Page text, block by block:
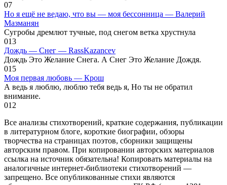
07
Но я ещё не ведаю, что вы — моя бессонница — Валерий
Мазманян
Сугробы дремлют тучные, под снегом ветка хрустнула
013
Дождь — Снег — RassKazancev
Дождь Это Желание Снега. А Снег Это Желание Дождя.
015
Моя первая любовь — Крош
А ведь я люблю, люблю тебя ведь я, Но ты не обратил
внимание.
012
Все анализы стихотворений, краткие содержания, публикации
в литературном блоге, короткие биографии, обзоры
творчества на страницах поэтов, сборники защищены
авторским правом. При копировании авторских материалов
ссылка на источник обязательна! Копировать материалы на
аналогичные интернет-библиотеки стихотворений —
запрещено. Все опубликованные стихи являются